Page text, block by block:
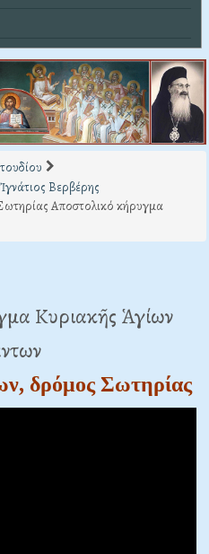
Βερβέρης
Αποστολικό κήρυγμα
Κυριακῆς Ἁγίων
δρόμος Σωτηρίας